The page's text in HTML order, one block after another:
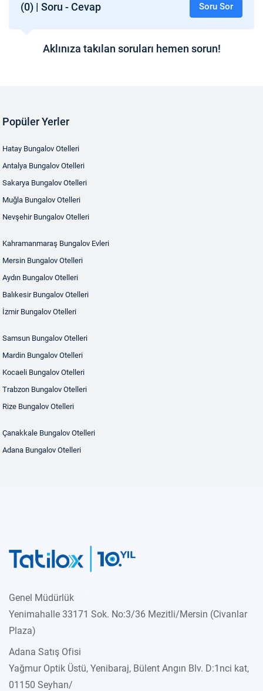
(0) | Soru - Cevap Soru Sor
Aklınıza takılan soruları hemen sorun!
Popüler Yerler
Hatay Bungalov Otelleri
Antalya Bungalov Otelleri
Sakarya Bungalov Otelleri
Muğla Bungalov Otelleri
Nevşehir Bungalov Otelleri
Kahramanmaraş Bungalov Evleri
Mersin Bungalov Otelleri
Aydın Bungalov Otelleri
Balıkesir Bungalov Otelleri
İzmir Bungalov Otelleri
Samsun Bungalov Otelleri
Mardin Bungalov Otelleri
Kocaeli Bungalov Otelleri
Trabzon Bungalov Otelleri
Rize Bungalov Otelleri
Çanakkale Bungalov Otelleri
Adana Bungalov Otelleri
Genel Müdürlük
Yenimahalle 33171 Sok. No:3/36 Mezitli/Mersin (Civanlar
Plaza)
Adana Satış Ofisi
Yağmur Optik Üstü, Yenibaraj, Bülent Angın Blv. D:1nci kat,
01150 Seyhan/